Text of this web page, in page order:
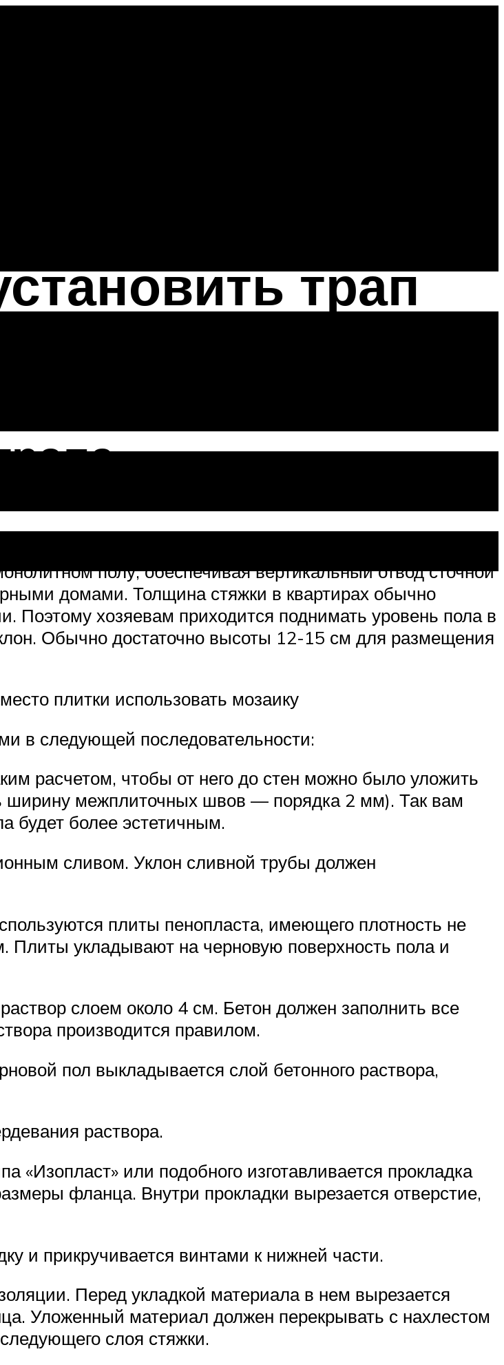
трап
плитку
дома, то вопросов о том, как сделать слив в душе
полу, обеспечивая вертикальный отвод сточной
домами. Толщина стяжки в квартирах обычно
Поэтому хозяевам приходится поднимать уровень пола в
Обычно достаточно высоты 12-15 см для размещения
плитки использовать мозаику
в следующей последовательности:
расчетом, чтобы от него до стен можно было уложить
ширину межплиточных швов — порядка 2 мм). Так вам
будет более эстетичным.
сливом. Уклон сливной трубы должен
плиты пенопласта, имеющего плотность не
укладывают на черновую поверхность пола и
слоем около 4 см. Бетон должен заполнить все
производится правилом.
пол выкладывается слой бетонного раствора,
раствора.
«Изопласт» или подобного изготавливается прокладка
фланца. Внутри прокладки вырезается отверстие,
и прикручивается винтами к нижней части.
Перед укладкой материала в нем вырезается
Уложенный материал должен перекрывать с нахлестом
слоя стяжки.